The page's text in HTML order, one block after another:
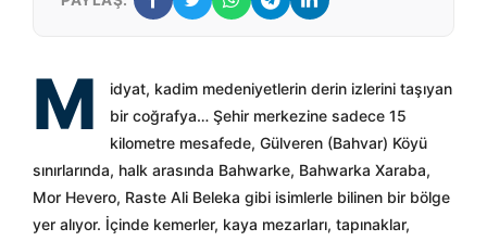
M
idyat, kadim medeniyetlerin derin izlerini taşıyan
bir coğrafya… Şehir merkezine sadece 15
kilometre mesafede, Gülveren (Bahvar) Köyü
sınırlarında, halk arasında Bahwarke, Bahwarka Xaraba,
Mor Hevero, Raste Ali Beleka gibi isimlerle bilinen bir bölge
yer alıyor. İçinde kemerler, kaya mezarları, tapınaklar,